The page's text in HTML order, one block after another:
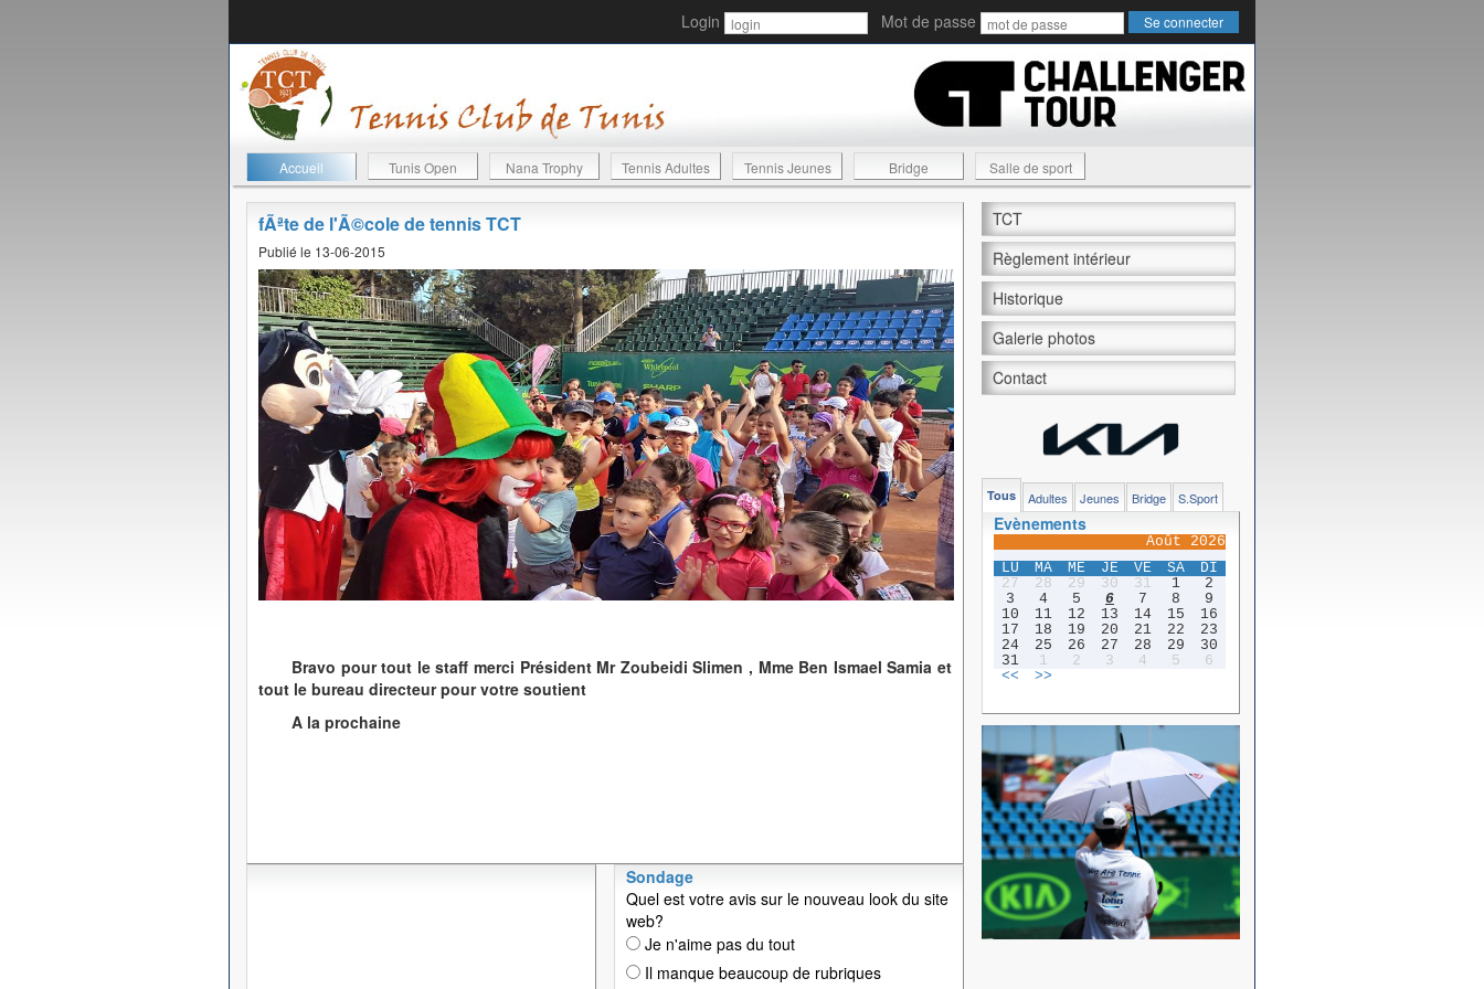
Login Mot de passe
Accueil Tunis Open Nana Trophy Tennis Adultes Tennis Jeunes Bridge Salle de sport
fÃªte de l'Ã©cole de tennis TCT
Publié le 13-06-2015
Bravo pour tout le staff merci Président Mr Zoubeidi Slimen , Mme Ben Ismael Samia et
tout le bureau directeur pour votre soutient
A la prochaine
Sondage
Quel est votre avis sur le nouveau look du site
web?
Je n'aime pas du tout
Il manque beaucoup de rubriques
TCT
Règlement intérieur
Historique
Galerie photos
Contact
Tous Adultes Jeunes Bridge S.Sport
Evènements
Août 2026
LU
MA ME JE VE SA
DI
27
28 29 30 31 1
2
3
4 5 6 7 8
9
10
11 12 13 14 15
16
17
18 19 20 21 22
23
24
25 26 27 28 29
30
31
1 2 3 4 5
6
<<
>>